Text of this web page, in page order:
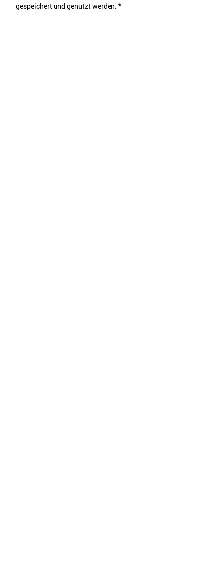
gespeichert und genutzt werden. *